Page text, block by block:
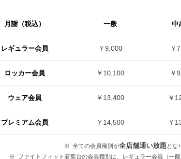
月謝（税込） 一般 中
レギュラー会員 ￥9,000 ￥
ロッカー会員 ￥10,100 ￥
ウェア会員 ￥13,400 ￥
プレミアム会員 ￥14,500 ￥
全ての会員種別が全店舗通い放題 とな
ファイトフィット若葉台の会員種別は、レギュラー会員（一般